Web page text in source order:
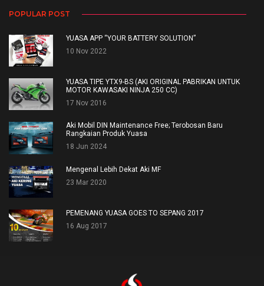
POPULAR POST
YUASA APP “YOUR BATTERY SOLUTION”
10 Nov 2022
YUASA TIPE YTX9-BS (AKI ORIGINAL PABRIKAN UNTUK
MOTOR KAWASAKI NINJA 250 CC)
17 Nov 2016
Aki Mobil DIN Maintenance Free; Terobosan Baru
Rangkaian Produk Yuasa
18 Jun 2024
Mengenal Lebih Dekat Aki MF
23 Mar 2020
PEMENANG YUASA GOES TO SEPANG 2017
16 Aug 2017